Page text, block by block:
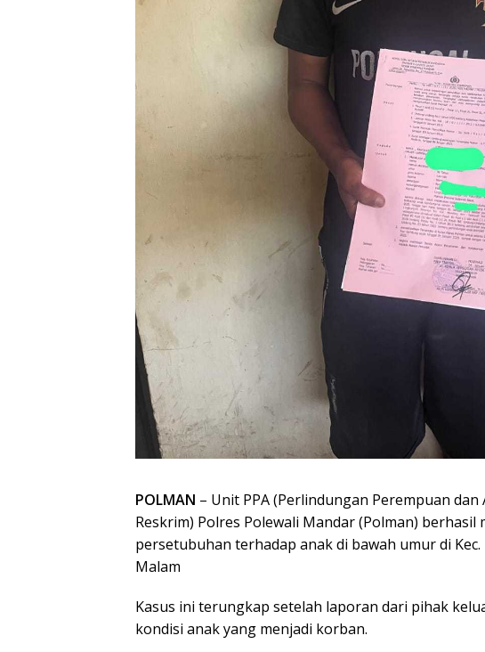
POLMAN – Unit PPA (Perlindungan Perempuan
Reskrim) Polres Polewali Mandar (Polman)
persetubuhan terhadap anak di bawah umur di Kec.
Malam
Kasus ini terungkap setelah laporan dari pihak
kondisi anak yang menjadi korban.